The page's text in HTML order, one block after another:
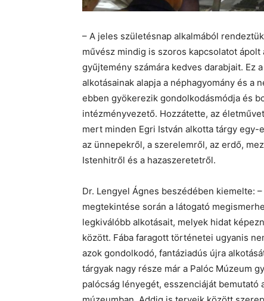
– A jeles születésnap alkalmából
művész mindig is szoros kapcsolatot
gyűjtemény számára kedves darabjait. Ez
alkotásainak alapja a néphagyomány és a
ebben gyökerezik gondolkodásmódja és
intézményvezető. Hozzátette, az
mert minden Egri István alkotta tárgy
az ünnepekről, a szerelemről, az erdő,
Istenhitről és a hazaszeretetről.
Dr. Lengyel Ágnes beszédében kiemelte:
megtekintése során a látogató
legkiválóbb alkotásait, melyek hidat
között. Fába faragott történetei ugyanis
azok gondolkodó, fantáziadús újra
tárgyak nagy része már a Palóc Múzeum
palócság lényegét, esszenciáját bemutató